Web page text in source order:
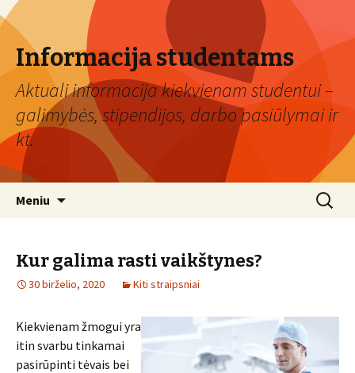
Informacija studentams
Aktuali informacija kiekvienam studentui –
galimybės, stipendijos, darbo pasiūlymai ir
kt.
Meniu Ieškoti:
Kur galima rasti vaikštynes?
30 birželio, 2020 Kiti straipsniai
Kiekvienam žmogui yra
itin svarbu tinkamai
pasirūpinti tėvais bei